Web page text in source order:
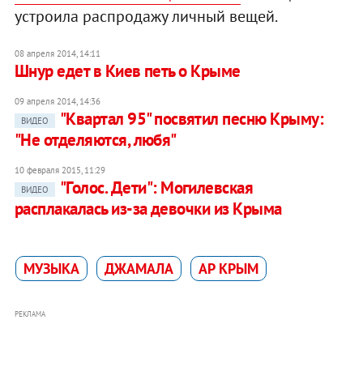
устроила распродажу личный вещей.
08 апреля 2014, 14:11
Шнур едет в Киев петь о Крыме
09 апреля 2014, 14:36
ВИДЕО
"Квартал 95" посвятил песню Крыму:
"Не отделяются, любя"
10 февраля 2015, 11:29
ВИДЕО
"Голос. Дети": Могилевская
расплакалась из-за девочки из Крыма
МУЗЫКА ДЖАМАЛА АР КРЫМ
РЕКЛАМА